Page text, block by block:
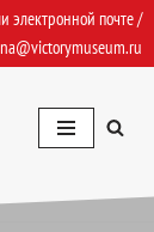
электронной почте /